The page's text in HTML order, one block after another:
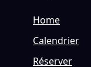
Home
Calendrier
Réserver